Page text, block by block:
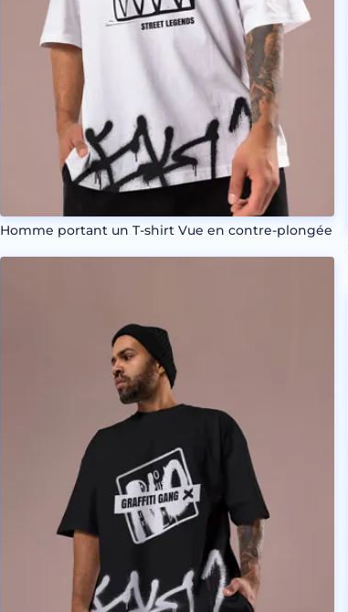
Homme portant un T-shirt Vue en contre-plongée